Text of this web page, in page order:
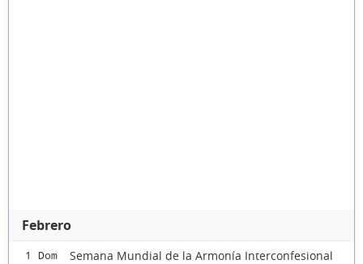
Febrero
1 Dom Semana Mundial de la Armonía Interconfesional